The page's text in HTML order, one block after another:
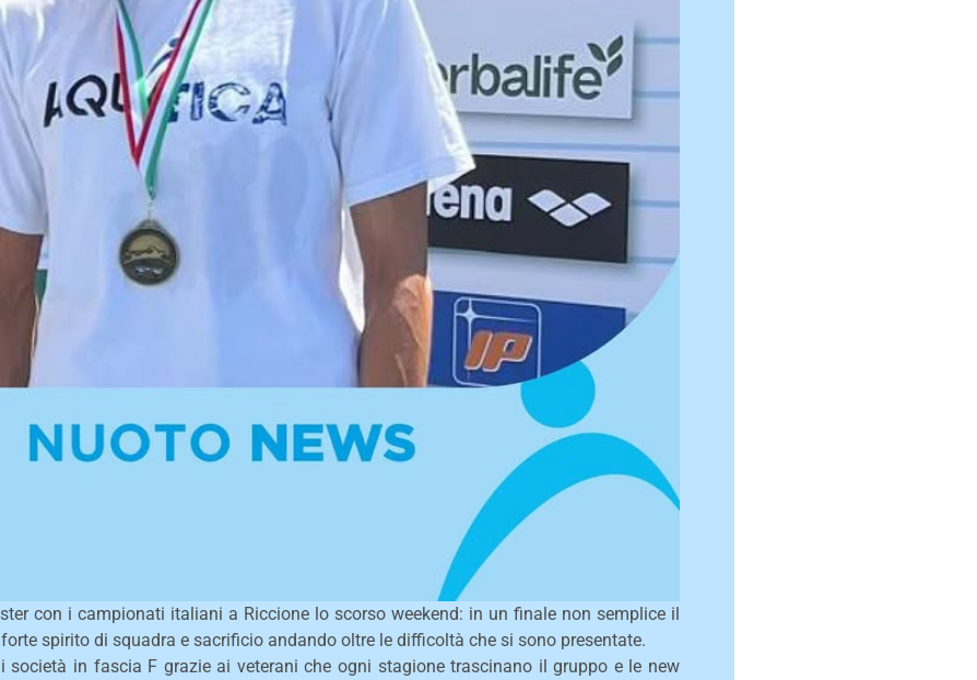
con i campionati italiani a Riccione lo scorso weekend: in un finale non semplice il
spirito di squadra e sacrificio andando oltre le difficoltà che si sono presentate.
società in fascia F grazie ai veterani che ogni stagione trascinano il gruppo e le new